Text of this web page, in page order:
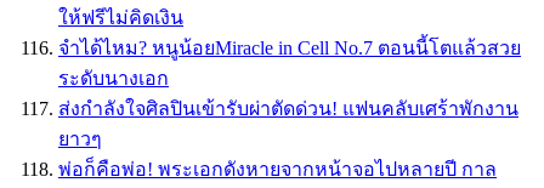
ให้ฟรีไม่คิดเงิน
จำได้ไหม? หนูน้อยMiracle in Cell No.7 ตอนนี้โตแล้วสวย
ระดับนางเอก
ส่งกำลังใจศิลปินเข้ารับผ่าตัดด่วน! แฟนคลับเศร้าพักงาน
ยาวๆ
พ่อก็คือพ่อ! พระเอกดังหายจากหน้าจอไปหลายปี กาล